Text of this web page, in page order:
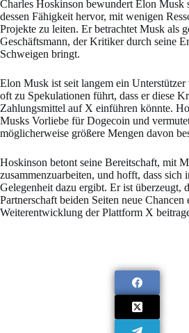
Charles Hoskinson bewundert Elon Musk
dessen Fähigkeit hervor, mit wenigen
Projekte zu leiten. Er betrachtet Musk als
Geschäftsmann, der Kritiker durch seine
Schweigen bringt.
Elon Musk ist seit langem ein Unterstützer
oft zu Spekulationen führt, dass er diese
Zahlungsmittel auf X einführen könnte.
Musks Vorliebe für Dogecoin und
möglicherweise größere Mengen davon
Hoskinson betont seine Bereitschaft, mit
zusammenzuarbeiten, und hofft, dass sich
Gelegenheit dazu ergibt. Er ist überzeugt,
Partnerschaft beiden Seiten neue
Weiterentwicklung der Plattform X